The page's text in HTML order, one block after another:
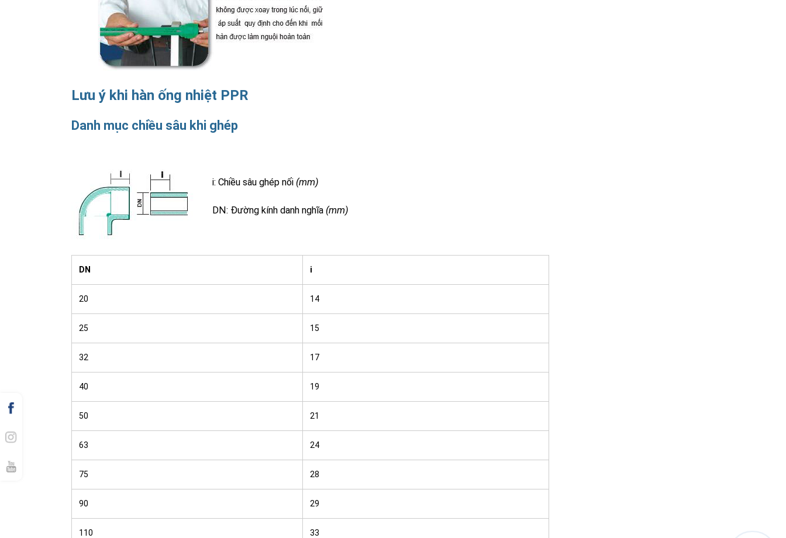
Lưu ý khi hàn ống nhiệt PPR
Danh mục chiều sâu khi ghép
i: Chiều sâu ghép nối (mm)
DN: Đường kính danh nghĩa (mm)
DN i
20 14
25 15
32 17
40 19
50 21
63 24
75 28
90 29
110 33